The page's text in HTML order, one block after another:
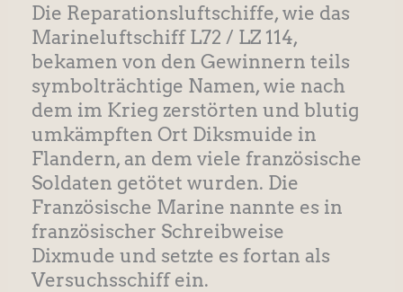
Die Reparationsluftschiffe, wie das
Marineluftschiff L72 / LZ 114,
bekamen von den Gewinnern teils
symbolträchtige Namen, wie nach
dem im Krieg zerstörten und blutig
umkämpften Ort Diksmuide in
Flandern, an dem viele französische
Soldaten getötet wurden. Die
Französische Marine nannte es in
französischer Schreibweise
Dixmude und setzte es fortan als
Versuchsschiff ein.